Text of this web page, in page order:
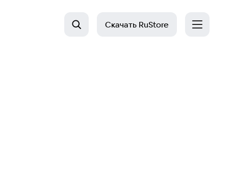
Скачать RuStore